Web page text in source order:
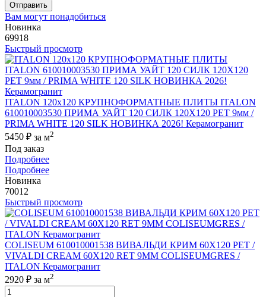
Отправить
Вам могут понадобиться
Новинка
69918
Быстрый просмотр
ITALON 120x120 КРУПНОФОРМАТНЫЕ ПЛИТЫ ITALON
610010003530 ПРИМА УАЙТ 120 СИЛК 120Х120 РЕТ 9мм /
PRIMA WHITE 120 SILK НОВИНКА 2026! Керамогранит
5450 ₽ за м2
Под заказ
Подробнее
Подробнее
Новинка
70012
Быстрый просмотр
COLISEUM 610010001538 ВИВАЛЬДИ КРИМ 60X120 РЕТ /
VIVALDI CREAM 60X120 RET 9MM COLISEUMGRES /
ITALON Керамогранит
2920 ₽ за м2